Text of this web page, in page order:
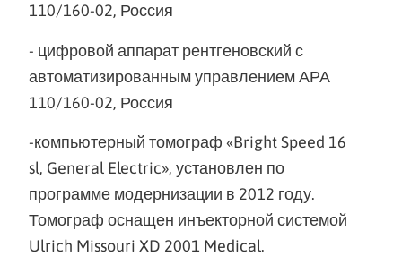
110/160-02, Россия
- цифровой аппарат рентгеновский с
автоматизированным управлением АРА
110/160-02, Россия
-компьютерный томограф «Bright Speed 16
sl, General Electric», установлен по
программе модернизации в 2012 году.
Томограф оснащен инъекторной системой
Ulrich Missouri XD 2001 Medical.